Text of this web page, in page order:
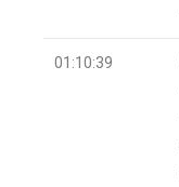
01:10:39